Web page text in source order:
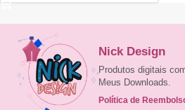
Nick Design
Produtos digitais
Meus Downloads.
Política de